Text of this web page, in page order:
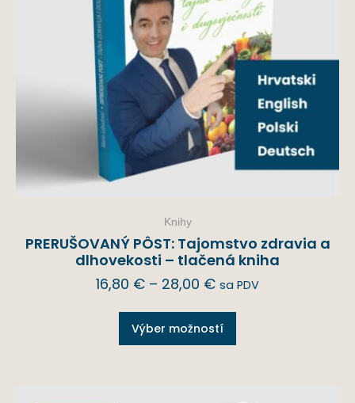
Knihy
PRERUŠOVANÝ PÔST: Tajomstvo zdravia a
dlhovekosti – tlačená kniha
16,80 € – 28,00 € sa PDV
Výber možností